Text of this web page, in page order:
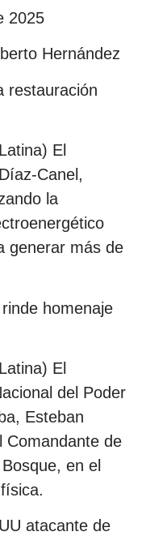
2025
Hernández
restauración
El
Canel,
la
generar más de
homenaje
El
del Poder
Esteban
Comandante de
en el
atacante de